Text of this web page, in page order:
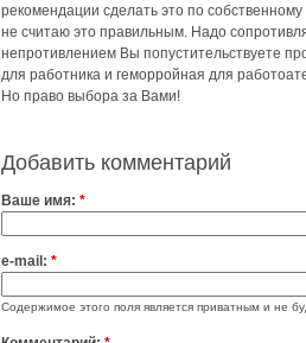
рекомендации сделать это по
не считаю это правильным. Надо
непротивлением Вы попустительствуете
для работника и геморройная для
Но право выбора за Вами!
Добавить комментарий
Ваше имя: *
e-mail: *
Содержимое этого поля является приватным и не